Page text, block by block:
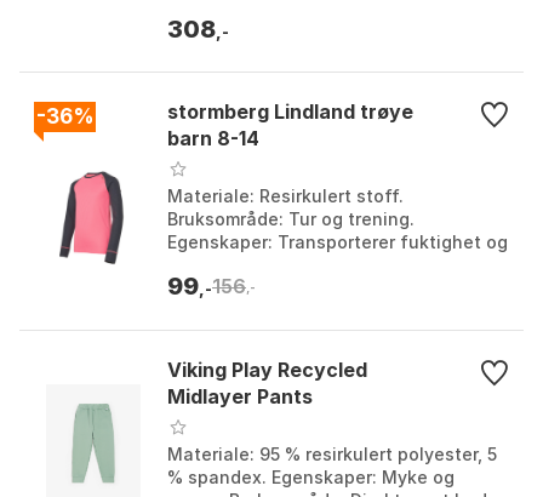
/ grey, Canto...
308 ,-
-36%
stormberg Lindland trøye
barn 8-14
Materiale: Resirkulert stoff.
Bruksområde: Tur og trening.
Egenskaper: Transporterer fuktighet og
Farge: Farge 1, Farge 2, F...
99 ,-156 ,-
Viking Play Recycled
Midlayer Pants
Materiale: 95 % resirkulert polyester, 5
% spandex. Egenskaper: Myke og